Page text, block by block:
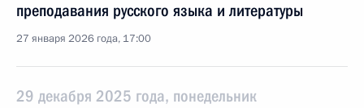
преподавания русского языка и литературы
27 января 2026 года, 17:00
29 декабря 2025 года, понедельник